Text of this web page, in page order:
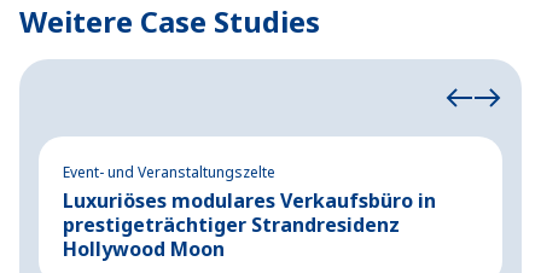
Weitere Case Studies
Event- und Veranstaltungszelte
Luxuriöses modulares Verkaufsbüro in
prestigeträchtiger Strandresidenz
Hollywood Moon